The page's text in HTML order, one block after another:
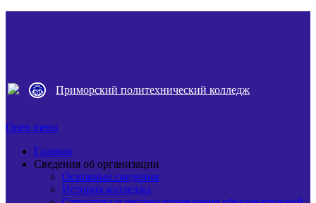
Приморский политехнический колледж
Open menu
Главная
Сведения об организации
Основные сведения
История колледжа